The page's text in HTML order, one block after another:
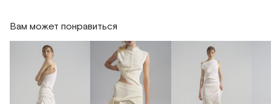
Вам может понравиться